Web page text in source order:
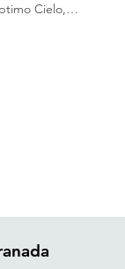
Cielo,…